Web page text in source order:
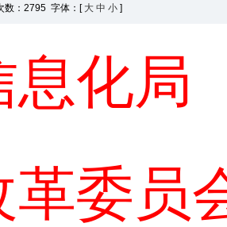
数： 2795 字体：[ 大 中 小 ]
息化局
革委员